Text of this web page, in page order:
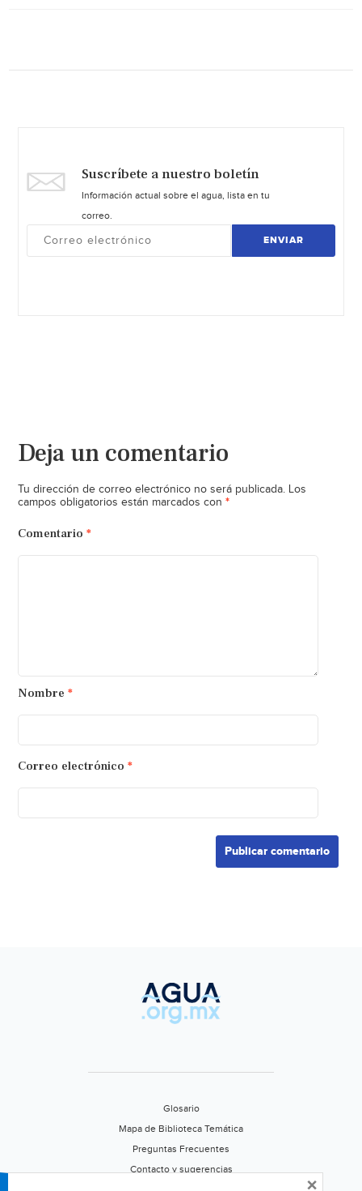
Suscríbete a nuestro boletín
Información actual sobre el agua, lista en tu
correo.
ENVIAR
Deja un comentario
Tu dirección de correo electrónico no será publicada. Los
campos obligatorios están marcados con *
Comentario *
Nombre *
Correo electrónico *
Glosario
Mapa de Biblioteca Temática
Preguntas Frecuentes
Contacto y sugerencias